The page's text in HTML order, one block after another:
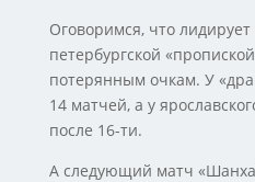
Оговоримся, что
петербургской
потерянным очкам. У
14 матчей, а у
после 16-ти.
А следующий матч